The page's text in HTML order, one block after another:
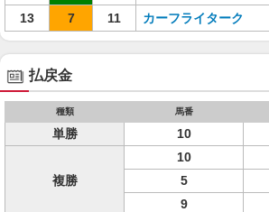
13
7 11 カーフライターク
払戻金
種類 馬番
単勝 10
複勝
10
5
9